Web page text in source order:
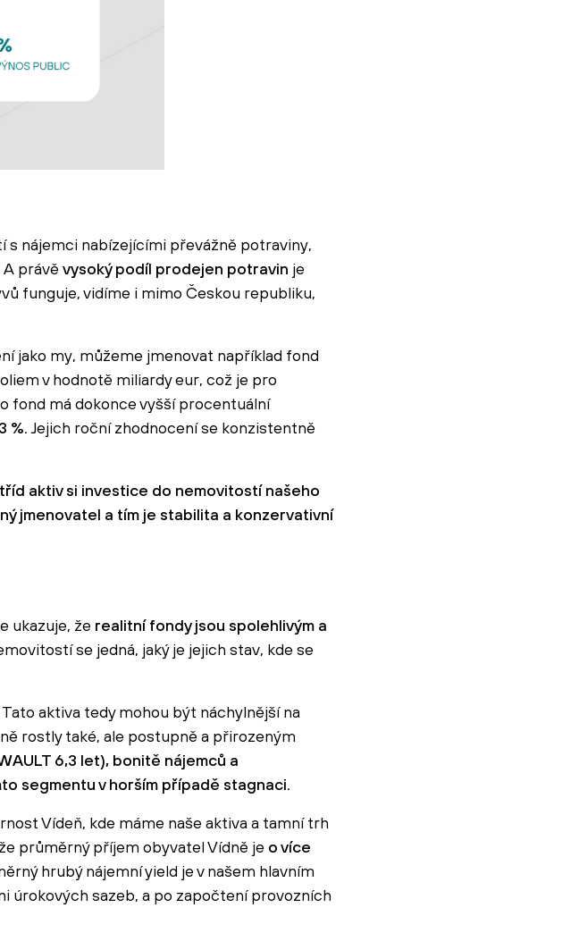
s nájemci nabízejícími převážně potraviny,
právě vysoký podíl prodejen potravin je
funguje, vidíme i mimo Českou republiku,
jako my, můžeme jmenovat například fond
v hodnotě miliardy eur, což je pro
fond má dokonce vyšší procentuální
%. Jejich roční zhodnocení se konzistentně
aktiv si investice do nemovitostí našeho
jmenovatel a tím je stabilita a konzervativní
ukazuje, že realitní fondy jsou spolehlivým a
se jedná, jaký je jejich stav, kde se
aktiva tedy mohou být náchylnější na
rostly také, ale postupně a přirozeným
6,3 let), bonitě nájemců a
segmentu v horším případě stagnaci.
Vídeň, kde máme naše aktiva a tamní trh
průměrný příjem obyvatel Vídně je o více
hrubý nájemní yield je v našem hlavním
úrokových sazeb, a po započtení provozních